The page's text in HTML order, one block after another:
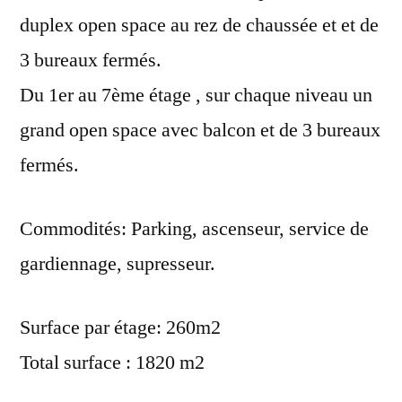
duplex open space au rez de chaussée et et de
3 bureaux fermés.
Du 1er au 7ème étage , sur chaque niveau un
grand open space avec balcon et de 3 bureaux
fermés.
Commodités: Parking, ascenseur, service de
gardiennage, supresseur.
Surface par étage: 260m2
Total surface : 1820 m2